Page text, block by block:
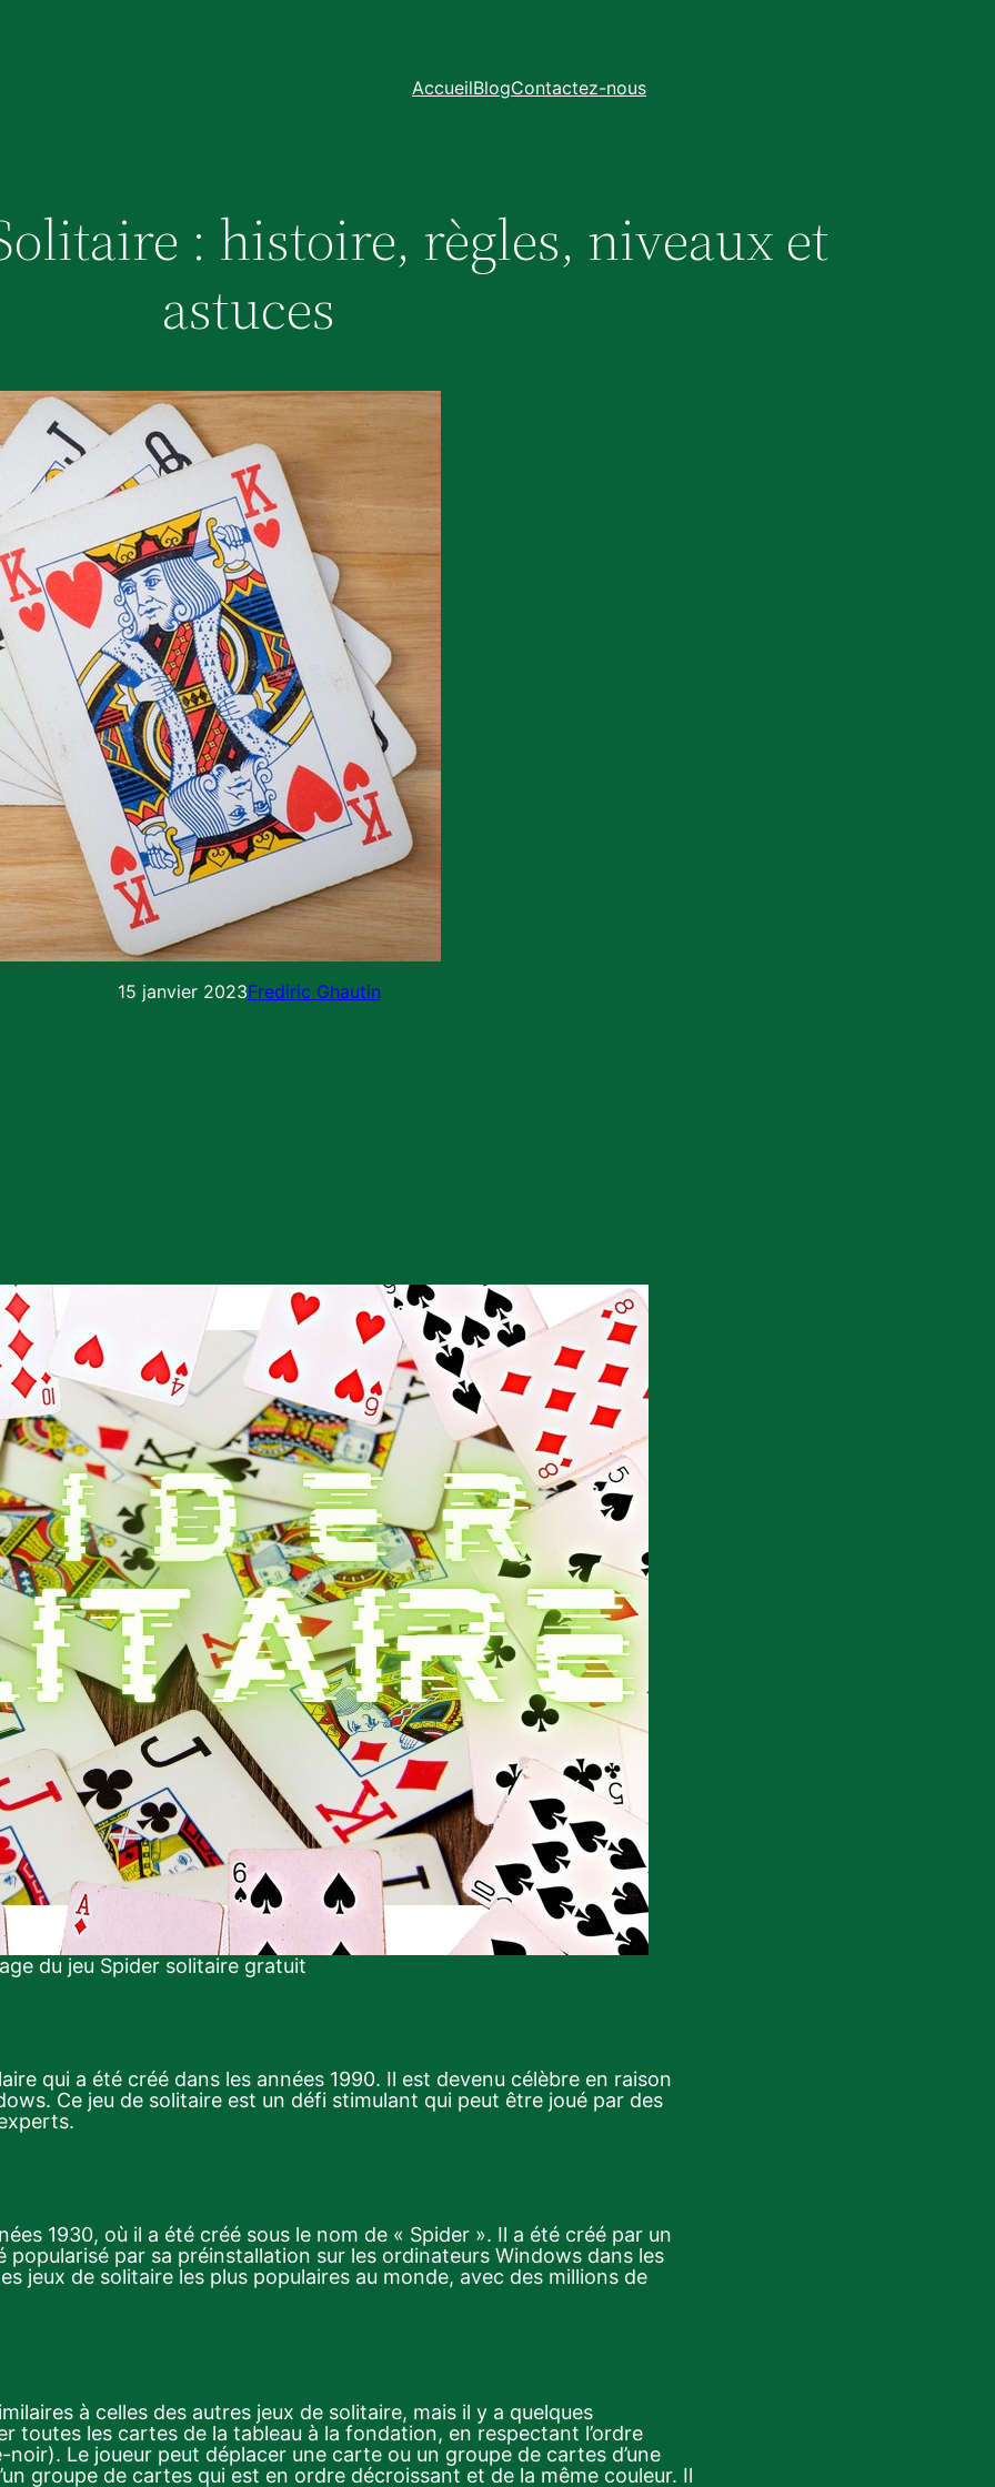
AccueilBlogContactez-nous
: histoire, règles, niveaux et
astuces
15 janvier 2023Frediric Ghautin
du jeu Spider solitaire gratuit
qui a été créé dans les années 1990. Il est devenu célèbre en raison
Ce jeu de solitaire est un défi stimulant qui peut être joué par des
1930, où il a été créé sous le nom de « Spider ». Il a été créé par un
par sa préinstallation sur les ordinateurs Windows dans les
jeux de solitaire les plus populaires au monde, avec des millions de
à celles des autres jeux de solitaire, mais il y a quelques
toutes les cartes de la tableau à la fondation, en respectant l’ordre
Le joueur peut déplacer une carte ou un groupe de cartes d’une
groupe de cartes qui est en ordre décroissant et de la même couleur. Il